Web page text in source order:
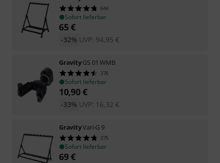
644
Sofort lieferbar
65€
UVP: 94,95 €
-32%
GravityGS 01 WMB
376
Sofort lieferbar
10,90€
UVP: 16,32 €
-33%
GravityVari-G 9
375
Sofort lieferbar
69€